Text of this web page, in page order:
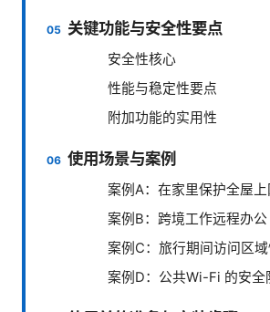
关键功能与安全性要点
安全性核心
性能与稳定性要点
附加功能的实用性
使用场景与案例
案例A：在家里保护全屋上
案例B：跨境工作远程办公
案例C：旅行期间访问区
案例D：公共Wi-Fi 的安全